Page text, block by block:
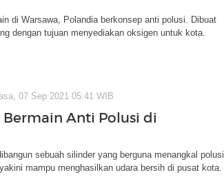
di Warsawa, Polandia berkonsep anti polusi. Dibuat
dengan tujuan menyediakan oksigen untuk kota.
07 Sep 2021 05:41 WIB
Anti Polusi di
sebuah silinder yang berguna menangkal polusi.
mampu menghasilkan udara bersih di pusat kota.